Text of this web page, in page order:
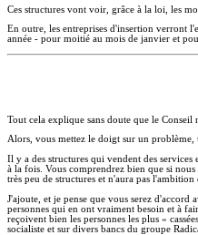
Ces structures vont voir, grâce à la loi, les
En outre, les entreprises d'insertion verront
année - pour moitié au mois de janvier et
Tout cela explique sans doute que le
Alors, vous mettez le doigt sur un problème,
Il y a des structures qui vendent des
à la fois. Vous comprendrez bien que si
très peu de structures et n'aura pas
J'ajoute, et je pense que vous serez
personnes qui en ont vraiment besoin et à
reçoivent bien les personnes les plus «
socialiste et sur divers bancs du groupe